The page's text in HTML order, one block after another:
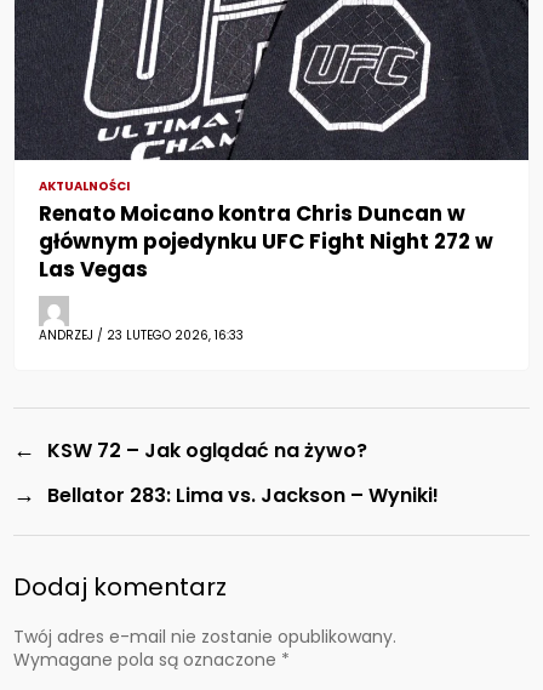
AKTUALNOŚCI
Renato Moicano kontra Chris Duncan w
głównym pojedynku UFC Fight Night 272 w
Las Vegas
ANDRZEJ / 23 LUTEGO 2026, 16:33
← KSW 72 – Jak oglądać na żywo?
→ Bellator 283: Lima vs. Jackson – Wyniki!
Dodaj komentarz
Twój adres e-mail nie zostanie opublikowany.
Wymagane pola są oznaczone *